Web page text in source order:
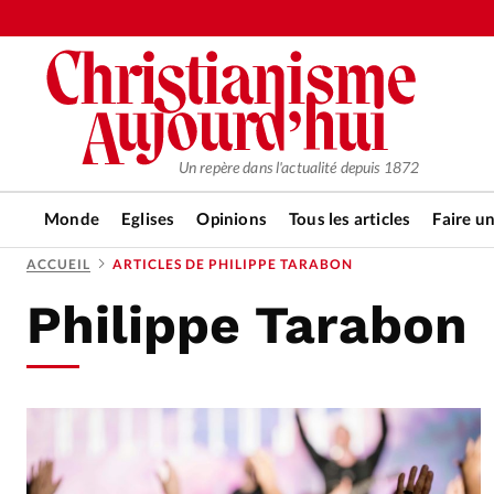
Un repère dans l'actualité depuis 1872
Monde Eglises Opinions Tous les articles Faire
RUBRIQUES
Tous les articles
Actualité internationale
ACCUEIL ARTICLES DE PHILIPPE TARABON
Philippe Tarabon